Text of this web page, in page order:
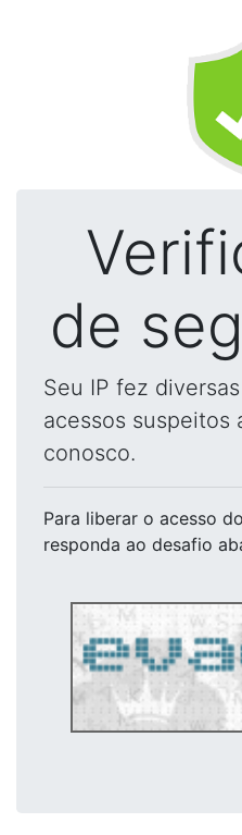
de
Seu IP fez
acessos suspeitos
conosco.
Para liberar o acesso
responda ao desafio